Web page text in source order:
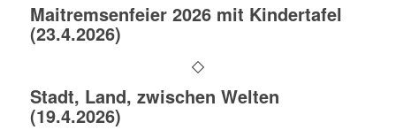
Maitremsenfeier 2026 mit Kindertafel
(23.4.2026)
Stadt, Land, zwischen Welten
(19.4.2026)